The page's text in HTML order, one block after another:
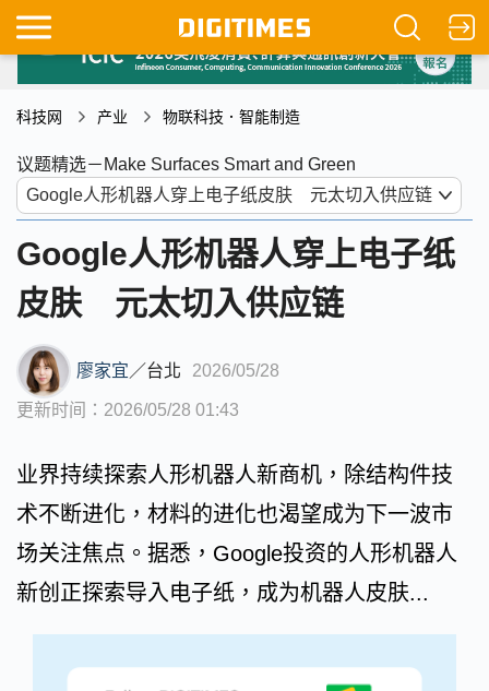
科技网 产业 物联科技．智能制造
议题精选－Make Surfaces Smart and Green
Google人形机器人穿上电子纸
皮肤 元太切入供应链
廖家宜／台北 2026/05/28
更新时间：2026/05/28 01:43
业界持续探索人形机器人新商机，除结构件技
术不断进化，材料的进化也渴望成为下一波市
场关注焦点。据悉，Google投资的人形机器人
新创正探索导入电子纸，成为机器人皮肤...